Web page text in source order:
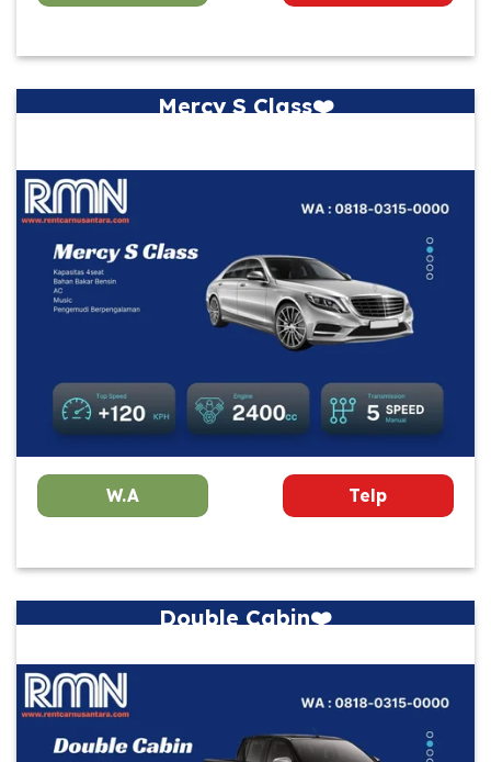
Mercy S Class❤️
W.A Telp
Double Cabin❤️